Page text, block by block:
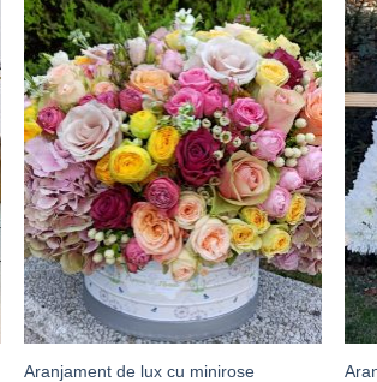
Aranjament de lux cu minirose